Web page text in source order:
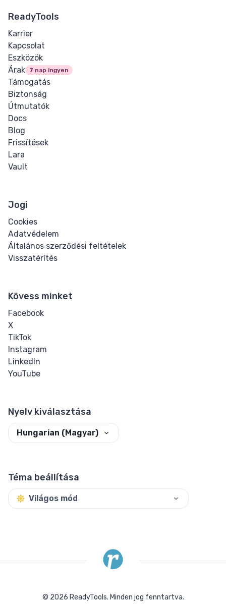
ReadyTools
Karrier
Kapcsolat
Eszközök
Árak
7 nap ingyen
Támogatás
Biztonság
Útmutatók
Docs
Blog
Frissítések
Lara
Vault
Jogi
Cookies
Adatvédelem
Általános szerződési feltételek
Visszatérítés
Kövess minket
Facebook
X
TikTok
Instagram
LinkedIn
YouTube
Nyelv kiválasztása
Hungarian (Magyar)
Téma beállítása
Világos mód
© 2026 ReadyTools. Minden jog fenntartva.